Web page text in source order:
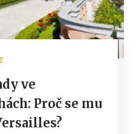
ve
Proč se mu